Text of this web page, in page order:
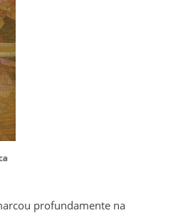
profundamente na